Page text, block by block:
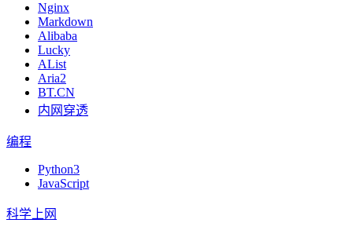
Nginx
Markdown
Alibaba
Lucky
AList
Aria2
BT.CN
内网穿透
编程
Python3
JavaScript
科学上网